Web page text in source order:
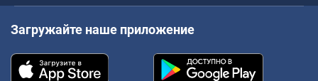
Загружайте наше приложение